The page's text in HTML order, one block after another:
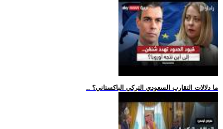
.. ما دلالات التقارب السعودي التركي الباكستاني؟